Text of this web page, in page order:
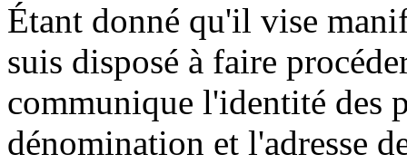
Étant donné qu'il vise
suis disposé à faire
communique l'identité des
dénomination et l'adresse